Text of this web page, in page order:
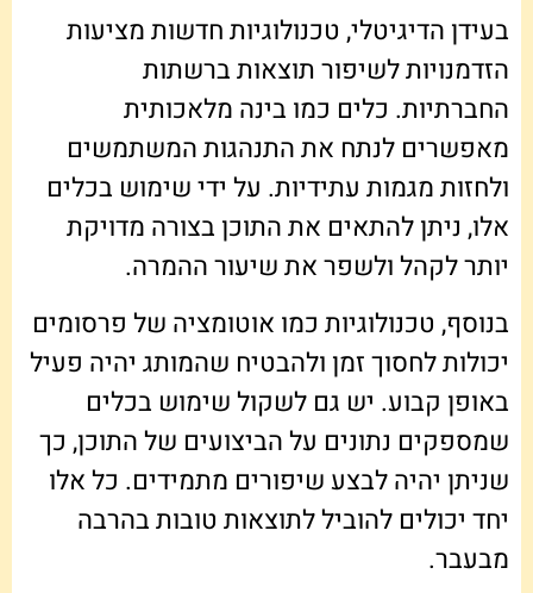
בעידן הדיגיטלי, טכנולוגיות חדשות מציעות
הזדמנויות לשיפור תוצאות ברשתות
החברתיות. כלים כמו בינה מלאכותית
מאפשרים לנתח את התנהגות המשתמשים
ולחזות מגמות עתידיות. על ידי שימוש בכלים
אלו, ניתן להתאים את התוכן בצורה מדויקת
יותר לקהל ולשפר את שיעור ההמרה.
בנוסף, טכנולוגיות כמו אוטומציה של פרסומים
יכולות לחסוך זמן ולהבטיח שהמותג יהיה פעיל
באופן קבוע. יש גם לשקול שימוש בכלים
שמספקים נתונים על הביצועים של התוכן, כך
שניתן יהיה לבצע שיפורים מתמידים. כל אלו
יחד יכולים להוביל לתוצאות טובות בהרבה
מבעבר.